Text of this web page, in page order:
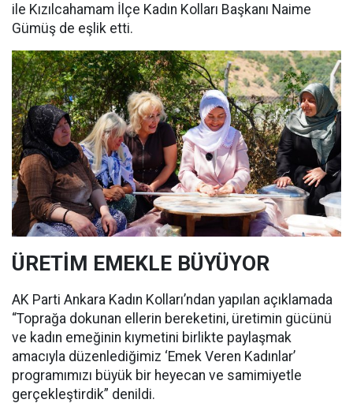
ile Kızılcahamam İlçe Kadın Kolları Başkanı Naime
Gümüş de eşlik etti.
ÜRETİM EMEKLE BÜYÜYOR
AK Parti Ankara Kadın Kolları’ndan yapılan açıklamada
“Toprağa dokunan ellerin bereketini, üretimin gücünü
ve kadın emeğinin kıymetini birlikte paylaşmak
amacıyla düzenlediğimiz ‘Emek Veren Kadınlar’
programımızı büyük bir heyecan ve samimiyetle
gerçekleştirdik” denildi.